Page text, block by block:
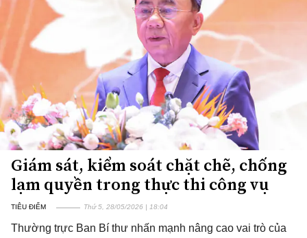
Giám sát, kiểm soát chặt chẽ, chống
lạm quyền trong thực thi công vụ
TIÊU ĐIỂM Thứ 5, 28/05/2026 | 18:04
Thường trực Ban Bí thư nhấn mạnh nâng cao vai trò của